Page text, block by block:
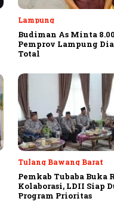
Lampung
Budiman As Minta
Pemprov Lampung
Total
Tulang Bawang Barat
Pemkab Tubaba Buka
Kolaborasi, LDII Siap
Program Prioritas